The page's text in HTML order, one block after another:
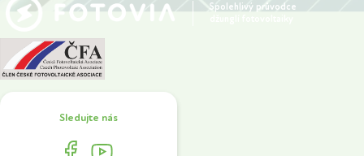
Spolehlivý průvodce
Sledujte nás